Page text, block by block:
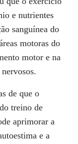
e nutrientes
sanguínea do
motoras do
motor e na
de que o
treino de
aprimorar a
e a